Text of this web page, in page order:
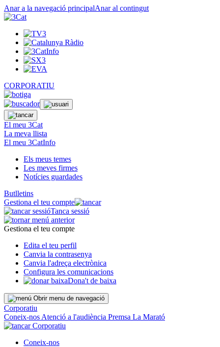
Anar a la navegació principalAnar al contingut
CORPORATIU
El meu 3Cat
La meva llista
El meu 3CatInfo
Els meus temes
Les meves firmes
Notícies guardades
Butlletins
Gestiona el teu compte
Tanca sessió
Gestiona el teu compte
Edita el teu perfil
Canvia la contrasenya
Canvia l'adreça electrònica
Configura les comunicacions
Dona't de baixa
Obrir menu de navegació
Corporatiu
Coneix-nos Atenció a l'audiència Premsa La Marató
Corporatiu
Coneix-nos